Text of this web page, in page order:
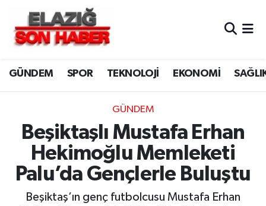
GÜNDEM SPOR TEKNOLOJİ EKONOMİ
GÜNDEM
Beşiktaşlı Mustafa Erhan
Hekimoğlu Memleketi
Palu’da Gençlerle Buluştu
Beşiktaş’ın genç futbolcusu Mustafa Erhan
CANLI YAYIN
ASAYİŞ
BİLİM VE TEKNOLOJİ
DÜNYA
EĞİTİM
EKONOMİ
Merkez Hava Durumu
Merkez Trafik Yoğunluk Haritası
Süper Lig Puan Durumu ve Fikstür
Tüm Manşetler
Son Dakika Haberleri
Haber Arşivi